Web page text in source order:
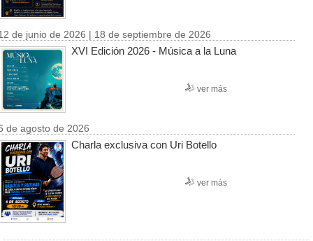
de junio de 2026 | 18 de septiembre de 2026
XVI Edición 2026 - Música a la Luna
ver más
de agosto de 2026
Charla exclusiva con Uri Botello
ver más